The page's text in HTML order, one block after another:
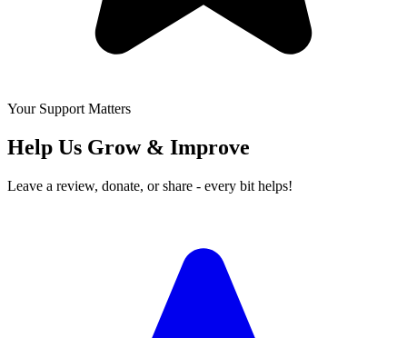
Your Support Matters
Help Us Grow & Improve
Leave a review, donate, or share - every bit helps!